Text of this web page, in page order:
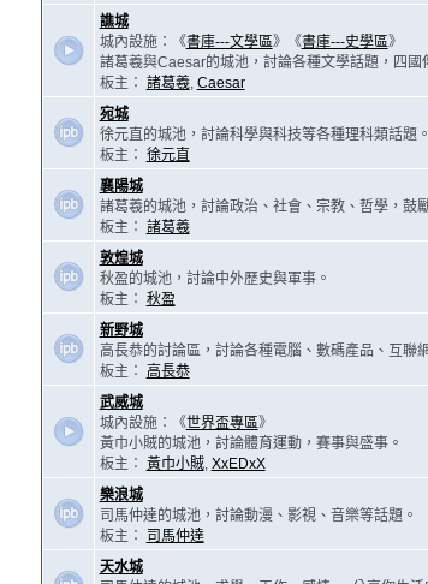
譙城
城內設施：《書庫---文學區》《書庫---史學區》
諸葛羲與Caesar的城池，討論各種文學話題，四國
板主： 諸葛羲, Caesar
宛城
徐元直的城池，討論科學與科技等各種理科類話題。
板主： 徐元直
襄陽城
諸葛羲的城池，討論政治、社會、宗教、哲學，鼓
板主： 諸葛羲
敦煌城
秋盈的城池，討論中外歷史與軍事。
板主： 秋盈
新野城
高長恭的討論區，討論各種電腦、數碼產品、互聯
板主：
高長恭
武威城
城內設施：《世界盃專區》
黃巾小賊的城池，討論體育運動，賽事與盛事。
板主： 黃巾小賊, XxEDxX
樂浪城
司馬仲達的城池，討論動漫、影視、音樂等話題。
板主：
司馬仲達
天水城